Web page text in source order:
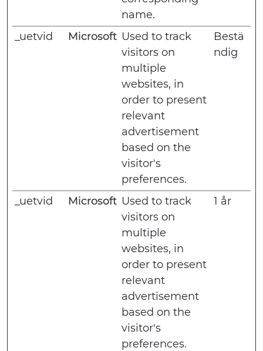
name.
_uetvid
Microsoft Used to track
visitors on
multiple
websites, in
order to present
relevant
advertisement
based on the
visitor's
preferences.
Bestä
ndig
_uetvid Microsoft Used to track
visitors on
multiple
websites, in
order to present
relevant
advertisement
based on the
visitor's
preferences.
1 år